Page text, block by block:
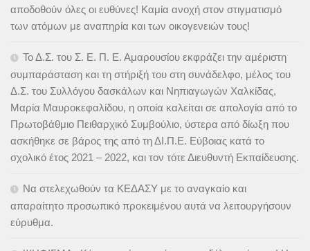
αποδοθούν όλες οι ευθύνες! Καμία ανοχή στον στιγματισμό
των ατόμων με αναπηρία και των οικογενειών τους!
Το Δ.Σ. του Σ. Ε. Π. Ε. Αμαρουσίου εκφράζει την αμέριστη
συμπαράσταση και τη στήριξή του στη συνάδελφο, μέλος του
Δ.Σ. του Συλλόγου δασκάλων και Νηπιαγωγών Χαλκίδας,
Μαρία Μαυροκεφαλίδου, η οποία καλείται σε απολογία από το
Πρωτοβάθμιο Πειθαρχικό Συμβούλιο, ύστερα από δίωξη που
ασκήθηκε σε βάρος της από τη ΔΙ.Π.Ε. Εύβοιας κατά το
σχολικό έτος 2021 – 2022, και τον τότε Διευθυντή Εκπαίδευσης.
Να στελεχωθούν τα ΚΕΔΑΣΥ με το αναγκαίο και
απαραίτητο προσωπικό προκειμένου αυτά να λειτουργήσουν
εύρυθμα.